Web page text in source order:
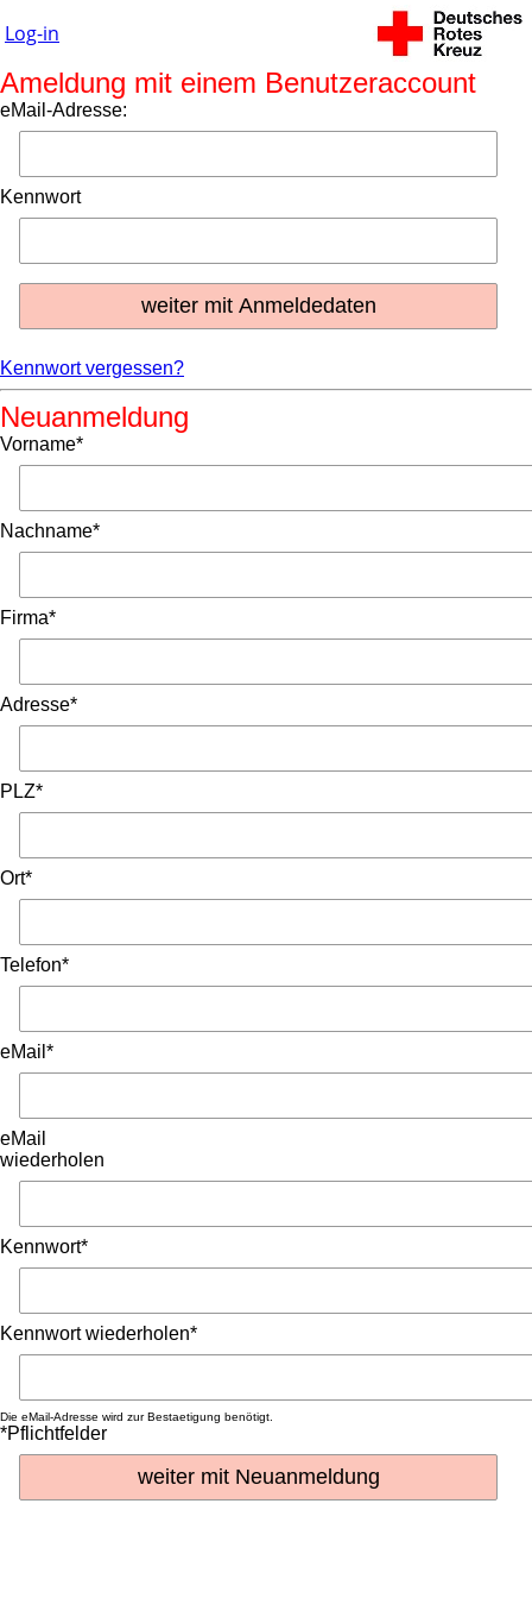
Log-in
Ameldung mit einem Benutzeraccount
eMail-Adresse:
Kennwort
Kennwort vergessen?
Neuanmeldung
Vorname*
Nachname*
Firma*
Adresse*
PLZ*
Ort*
Telefon*
eMail*
eMail
wiederholen
Kennwort*
Kennwort wiederholen*
Die eMail-Adresse wird zur Bestaetigung benötigt.
*Pflichtfelder